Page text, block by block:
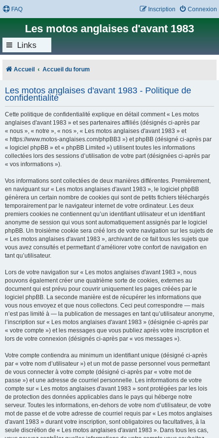
FAQ Connexion
Inscription
Les motos anglaises d'avant 1983
Links
Accueil Accueil du forum
Les motos anglaises d'avant 1983 - Politique de
confidentialité
Cette politique de confidentialité explique en détail comment « Les motos
anglaises d'avant 1983 » et ses partenaires affiliés (désignés ci-après par
« nous », « notre », « nos », « Les motos anglaises d'avant 1983 » et
« https://www.motos-anglaises.com/phpBB3 ») et phpBB (désigné ci-après par
« logiciel phpBB » et « phpBB Limited ») utilisent toutes les informations
collectées lors des sessions d’utilisation de votre part (désignées ci-après par
« vos informations »).
Vos informations sont collectées de deux manières différentes. Premièrement,
en naviguant sur « Les motos anglaises d'avant 1983 », le logiciel phpBB
génèrera un certain nombre de cookies qui sont de petits fichiers téléchargés
temporairement par le navigateur internet de votre ordinateur. Les deux
premiers cookies ne contiennent qu’un identifiant utilisateur et un identifiant
anonyme de session qui vous sont automatiquement assignés par le logiciel
phpBB. Un troisième cookie sera créé lors de votre navigation sur les sujets de
« Les motos anglaises d'avant 1983 », archivant de ce fait tous les sujets que
vous avez consultés et permettant d’améliorer votre confort de navigation en
tant qu’utilisateur.
Lors de votre navigation sur « Les motos anglaises d'avant 1983 », nous
pouvons également créer une quatrième sorte de cookies, externes au
document qui est prévu pour couvrir uniquement les pages créées par le
logiciel phpBB. La seconde manière est de récupérer les informations que
vous nous envoyez et que nous collectons. Ceci peut correspondre — mais
n’est pas limité à — la publication de messages en tant qu’utilisateur anonyme,
l’inscription sur « Les motos anglaises d'avant 1983 » (désignée ci-après par
« votre compte ») et les messages que vous publiez après votre inscription et
lors de votre connexion (désignés ci-après par « vos messages »).
Votre compte contiendra au minimum un identifiant unique (désigné ci-après
par « votre nom d’utilisateur ») et un mot de passe personnel vous permettant
de vous connecter à votre compte (désigné ci-après par « votre mot de
passe ») et une adresse de courriel personnelle. Les informations de votre
compte sur « Les motos anglaises d'avant 1983 » sont protégées par les lois
de protection des données applicables dans le pays qui héberge notre
serveur. Toutes les informations, en-dehors de votre nom d’utilisateur, de votre
mot de passe et de votre adresse de courriel requis par « Les motos anglaises
d'avant 1983 » durant votre inscription, sont obligatoires ou facultatives, à la
seule discrétion de « Les motos anglaises d'avant 1983 ». Dans tous les cas,